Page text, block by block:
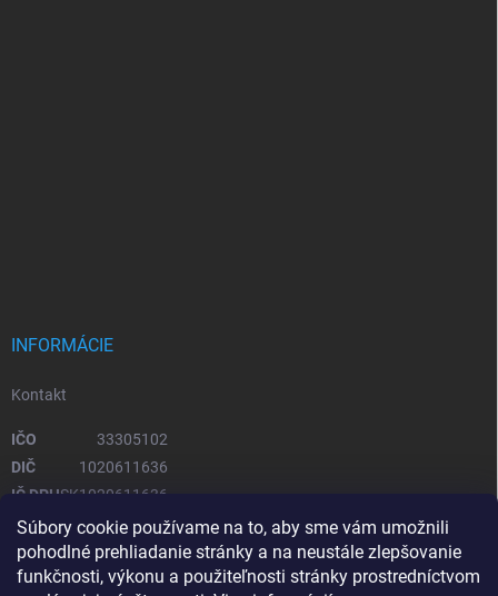
Súbory cookie používame na to, aby sme vám umožnili
pohodlné prehliadanie stránky a na neustále zlepšovanie
funkčnosti, výkonu a použiteľnosti stránky prostredníctvom
INFORMÁCIE
Kontakt
IČO
33305102
DIČ
1020611636
IČ DPHSK1020611636
OTVÁRACIE HODINY